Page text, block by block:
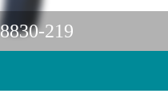
219